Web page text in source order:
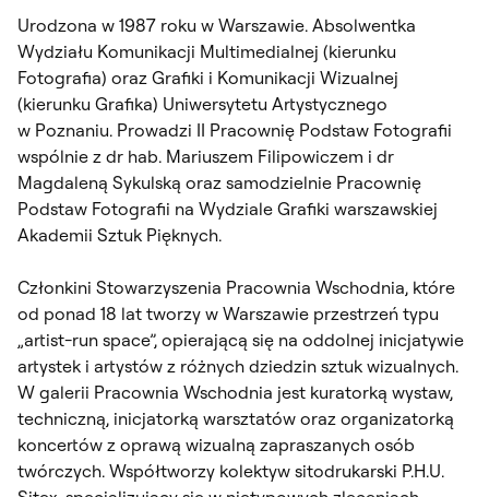
Urodzona w 1987 roku w Warszawie. Absolwentka
Wydziału Komunikacji Multimedialnej (kierunku
Fotografia) oraz Grafiki i Komunikacji Wizualnej
(kierunku Grafika) Uniwersytetu Artystycznego
w Poznaniu. Prowadzi II Pracownię Podstaw Fotografii
wspólnie z dr hab. Mariuszem Filipowiczem i dr
Magdaleną Sykulską oraz samodzielnie Pracownię
Podstaw Fotografii na Wydziale Grafiki warszawskiej
Akademii Sztuk Pięknych.
Członkini Stowarzyszenia Pracownia Wschodnia, które
od ponad 18 lat tworzy w Warszawie przestrzeń typu
„artist-run space”, opierającą się na oddolnej inicjatywie
artystek i artystów z różnych dziedzin sztuk wizualnych.
W galerii Pracownia Wschodnia jest kuratorką wystaw,
techniczną, inicjatorką warsztatów oraz organizatorką
koncertów z oprawą wizualną zapraszanych osób
twórczych. Współtworzy kolektyw sitodrukarski P.H.U.